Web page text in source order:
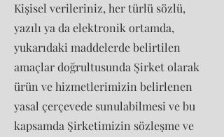
Kişisel verileriniz, her türlü sözlü,
yazılı ya da elektronik ortamda,
yukarıdaki maddelerde belirtilen
amaçlar doğrultusunda Şirket olarak
ürün ve hizmetlerimizin belirlenen
yasal çerçevede sunulabilmesi ve bu
kapsamda Şirketimizin sözleşme ve